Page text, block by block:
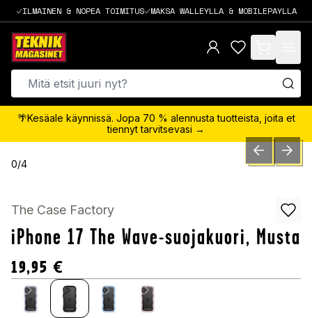
ILMAINEN & NOPEA TOIMITUS MAKSA WALLEYLLA & MOBILEPAYLLA
items in cart,
🌴Kesäale käynnissä. Jopa 70 % alennusta tuotteista, joita et
tiennyt tarvitsevasi →
0/4 PREVIOUSNEXT
The Case Factory
iPhone 17 The Wave-suojakuori, Musta
19,95 €